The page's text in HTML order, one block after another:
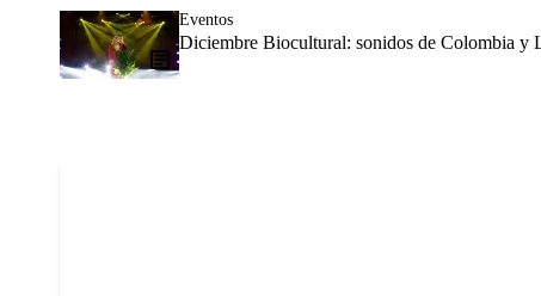
Eventos
Diciembre Biocultural: sonidos de Colombia y